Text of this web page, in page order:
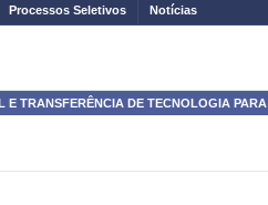
Processos Seletivos Notícias
TRANSFERÊNCIA DE TECNOLOGIA